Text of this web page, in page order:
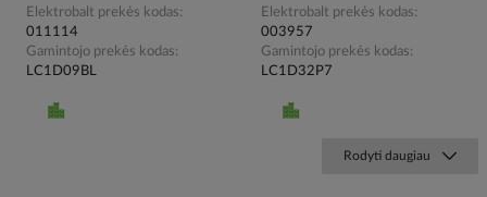
Elektrobalt prekės kodas
011114
Gamintojo prekės kodas
LC1D09BL
Elektrobalt prekės kodas
003957
Gamintojo prekės kodas
LC1D32P7
Rodyti daugiau